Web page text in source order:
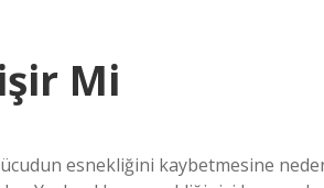
Mi
esnekliğini kaybetmesine